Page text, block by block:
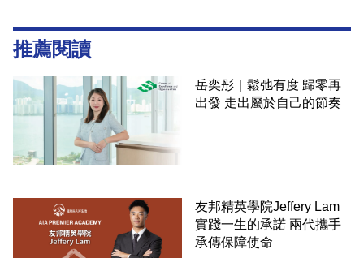
推薦閱讀
岳奕彤｜鬆弛有度 歸零再
出發 走出屬於自己的節奏
友邦精英學院Jeffery Lam
實踐一生的承諾 兩代攜手
承傳保障使命